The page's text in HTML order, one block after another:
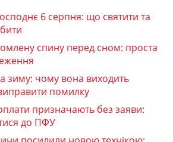
6 серпня: що святити та
спину перед сном: проста
зиму: чому вона виходить
помилку
призначають без заяви:
до ПФУ